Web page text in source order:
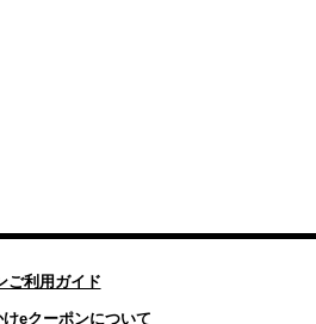
ご利用ガイド
けeクーポンについて